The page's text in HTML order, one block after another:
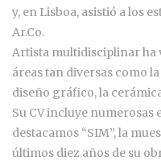
y, en Lisboa, asistió a los
Ar.Co.
Artista multidisciplinar ha
áreas tan diversas como
diseño gráfico, la
Su CV incluye numerosas
destacamos “SIM”, la
últimos diez años de su